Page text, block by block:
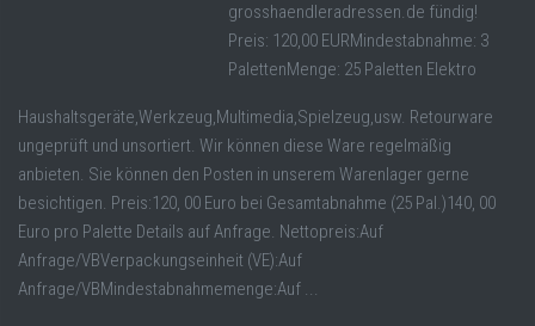
grosshaendleradressen.de fündig!
Preis: 120,00 EURMindestabnahme: 3
PalettenMenge: 25 Paletten Elektro
Haushaltsgeräte,Werkzeug,Multimedia,Spielzeug,usw. Retourware
ungeprüft und unsortiert. Wir können diese Ware regelmäßig
anbieten. Sie können den Posten in unserem Warenlager gerne
besichtigen. Preis:120, 00 Euro bei Gesamtabnahme (25 Pal.)140, 00
Euro pro Palette Details auf Anfrage. Nettopreis:Auf
Anfrage/VBVerpackungseinheit (VE):Auf
Anfrage/VBMindestabnahmemenge:Auf ...